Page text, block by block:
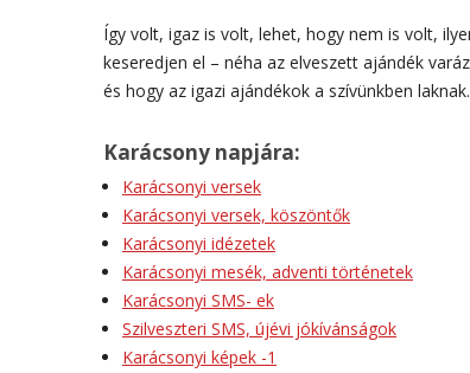
Így volt, igaz is volt, lehet, hogy nem is volt,
keseredjen el – néha az elveszett ajándék
és hogy az igazi ajándékok a szívünkben laknak.
Karácsony napjára:
Karácsonyi versek
Karácsonyi versek, köszöntők
Karácsonyi idézetek
Karácsonyi mesék, adventi történetek
Karácsonyi SMS- ek
Szilveszteri SMS, újévi jókívánságok
Karácsonyi képek -1